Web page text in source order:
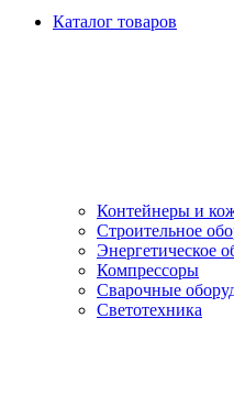
Каталог товаров
Контейнеры и
Строительное
Энергетическое
Компрессоры
Сварочные
Светотехника